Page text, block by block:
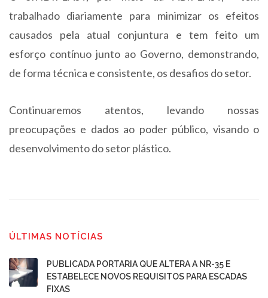
trabalhado diariamente para minimizar os efeitos
causados pela atual conjuntura e tem feito um
esforço contínuo junto ao Governo, demonstrando,
de forma técnica e consistente, os desafios do setor.
Continuaremos atentos, levando nossas
preocupações e dados ao poder público, visando o
desenvolvimento do setor plástico.
ÚLTIMAS NOTÍCIAS
PUBLICADA PORTARIA QUE ALTERA A NR-35 E
ESTABELECE NOVOS REQUISITOS PARA ESCADAS
FIXAS